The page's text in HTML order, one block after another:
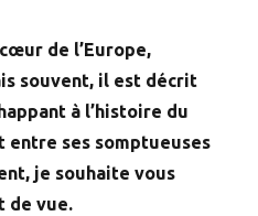
de l’Europe,
souvent, il est décrit
à l’histoire du
entre ses somptueuses
je souhaite vous
de vue.